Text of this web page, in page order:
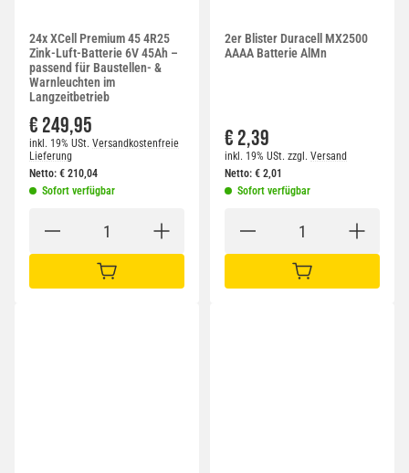
24x XCell Premium 45 4R25
Zink-Luft-Batterie 6V 45Ah –
passend für Baustellen- &
Warnleuchten im
Langzeitbetrieb
€ 249,95
inkl. 19% USt. Versandkostenfreie
Lieferung
Netto: € 210,04
Sofort verfügbar
IN DEN WARENKORB
2er Blister Duracell MX2500
AAAA Batterie AlMn
€ 2,39
inkl. 19% USt. zzgl. Versand
Netto: € 2,01
Sofort verfügbar
IN DEN WARENKORB